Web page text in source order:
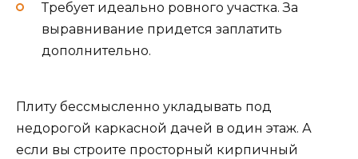
Требует идеально ровного участка. За
выравнивание придется заплатить
дополнительно.
Плиту бессмысленно укладывать под
недорогой каркасной дачей в один этаж. А
если вы строите просторный кирпичный